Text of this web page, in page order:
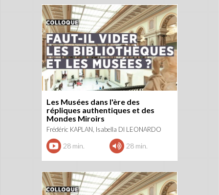
Les Musées dans l'ère des
répliques authentiques et des
Mondes Miroirs
Frédéric KAPLAN, Isabella DI LEONARDO
28 min. 28 min.